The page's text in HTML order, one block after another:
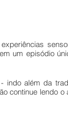
um episódio
além da
continue lendo